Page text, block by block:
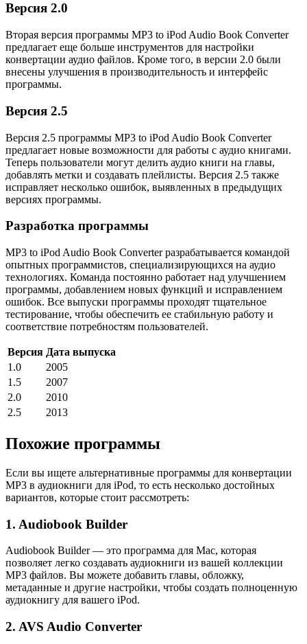
Версия 2.0
Вторая версия программы MP3 to iPod Audio Book Converter
предлагает еще больше инструментов для настройки
конвертации аудио файлов. Кроме того, в версии 2.0 были
внесены улучшения в производительность и интерфейс
программы.
Версия 2.5
Версия 2.5 программы MP3 to iPod Audio Book Converter
предлагает новые возможности для работы с аудио книгами.
Теперь пользователи могут делить аудио книги на главы,
добавлять метки и создавать плейлисты. Версия 2.5 также
исправляет несколько ошибок, выявленных в предыдущих
версиях программы.
Разработка программы
MP3 to iPod Audio Book Converter разрабатывается командой
опытных программистов, специализирующихся на аудио
технологиях. Команда постоянно работает над улучшением
программы, добавлением новых функций и исправлением
ошибок. Все выпуски программы проходят тщательное
тестирование, чтобы обеспечить ее стабильную работу и
соответствие потребностям пользователей.
Версия Дата выпуска
1.0
2005
1.5
2007
2.0
2010
2.5
2013
Похожие программы
Если вы ищете альтернативные программы для конвертации
MP3 в аудиокниги для iPod, то есть несколько достойных
вариантов, которые стоит рассмотреть:
1. Audiobook Builder
Audiobook Builder — это программа для Mac, которая
позволяет легко создавать аудиокниги из вашей коллекции
MP3 файлов. Вы можете добавить главы, обложку,
метаданные и другие настройки, чтобы создать полноценную
аудиокнигу для вашего iPod.
2. AVS Audio Converter